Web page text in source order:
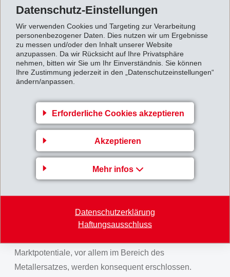
Datenschutz-Einstellungen
Wir verwenden Cookies und Targeting zur Verarbeitung
personenbezogener Daten. Dies nutzen wir um Ergebnisse
zu messen und/oder den Inhalt unserer Website
anzupassen. Da wir Rücksicht auf Ihre Privatsphäre
nehmen, bitten wir Sie um Ihr Einverständnis. Sie können
Ihre Zustimmung jederzeit in den „Datenschutzeinstellungen“
ändern/anpassen.
Erforderliche Cookies akzeptieren
Akzeptieren
Mehr infos
Datenschutzerklärung
Haftungsausschluss
es, mit neuen Entwicklungen das Spezialitätengeschäft
im Geschäftsbereich Hochleistungspolymere weiter
auszubauen. Besonders gut manifestierte sich dies im
weltweiten Autogeschäft, wo zahlreiche neue
Kunststoffanwendungen realisiert und der
Unternehmensbereich EMS-EFTEC zusätzliche
hochmargigen Spezialitäten bei gleichzeitiger
Kostendisziplin wirkte sich auch im 3. Quartal erfreulich
auf das Ergebnis und die Ergebnismarge aus.
Für die nächsten Monate hat sich EMS auf eine
verlangsamte wirtschaftliche Entwicklung, geprägt von
politischer Instabilität, eingestellt. Kosten und
Investitionen werden entsprechend zurückhaltend
behandelt. An der erfolgreichen Spezialitätenstrategie
im Bereich der Hochleistungspolymere wird
Marktpotentiale, vor allem im Bereich des
Metallersatzes, werden konsequent erschlossen.